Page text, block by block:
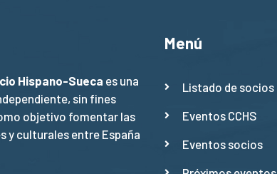
Hispano-Sueca es una
sin fines
objetivo fomentar las
y culturales entre España
Menú
Listado de socios
Eventos CCHS
Eventos socios